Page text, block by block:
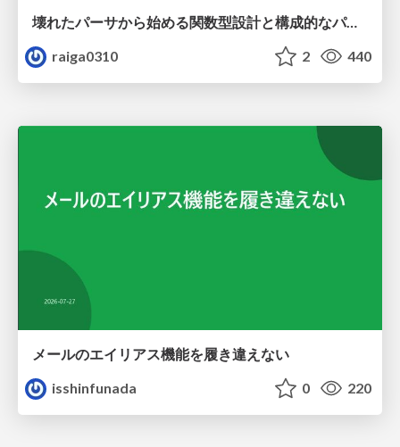
壊れたパーサから始める関数型設計と構成的なパーサ #fp_matsuri
raiga0310
2 440
メールのエイリアス機能を履き違えない
isshinfunada
0 220